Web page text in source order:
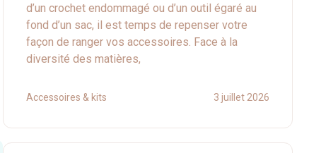
d’un crochet endommagé ou d’un outil égaré au
fond d’un sac, il est temps de repenser votre
façon de ranger vos accessoires. Face à la
diversité des matières,
Accessoires & kits 3 juillet 2026